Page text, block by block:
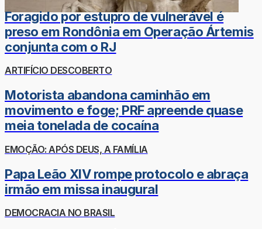
Foragido por estupro de vulnerável é
preso em Rondônia em Operação Ártemis
conjunta com o RJ
ARTIFÍCIO DESCOBERTO
Motorista abandona caminhão em
movimento e foge; PRF apreende quase
meia tonelada de cocaína
EMOÇÃO: APÓS DEUS, A FAMÍLIA
Papa Leão XIV rompe protocolo e abraça
irmão em missa inaugural
DEMOCRACIA NO BRASIL